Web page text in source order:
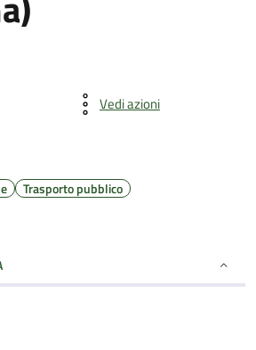
Vedi azioni
Trasporto pubblico